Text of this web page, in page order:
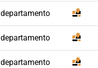
departamento
departamento
departamento